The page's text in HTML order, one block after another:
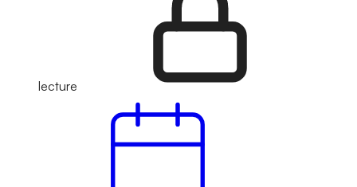
lecture